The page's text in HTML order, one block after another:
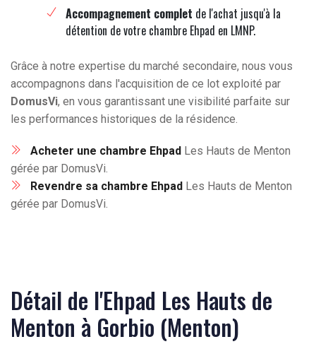
Accompagnement complet de l'achat jusqu'à la
détention de votre chambre Ehpad en LMNP.
Grâce à notre expertise du marché secondaire, nous vous
accompagnons dans l'acquisition de ce lot exploité par
DomusVi, en vous garantissant une visibilité parfaite sur
les performances historiques de la résidence.
Acheter une chambre Ehpad Les Hauts de Menton
gérée par DomusVi.
Revendre sa chambre Ehpad Les Hauts de Menton
gérée par DomusVi.
Détail de l'Ehpad Les Hauts de
Menton à Gorbio (Menton)